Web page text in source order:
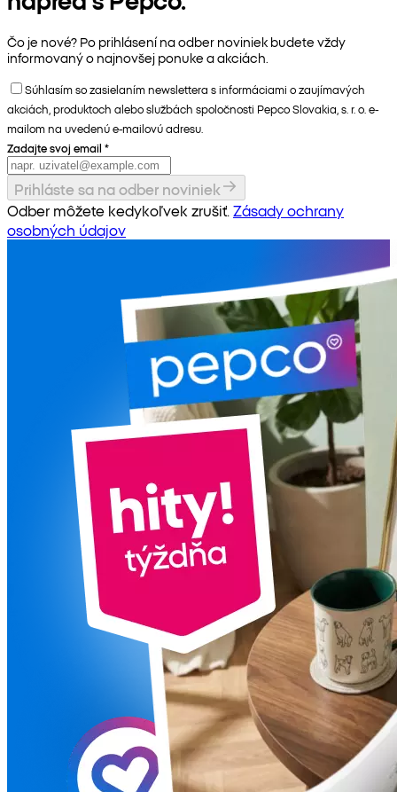
Čo je nové? Po prihlásení na odber noviniek budete vždy
informovaný o najnovšej ponuke a akciách.
Súhlasím so zasielaním newslettera s informáciami o zaujímavých
akciách, produktoch alebo službách spoločnosti Pepco Slovakia, s. r. o. e-
mailom na uvedenú e-mailovú adresu.
Zadajte svoj email *
Prihláste sa na odber noviniek
Odber môžete kedykoľvek zrušiť. Zásady ochrany
osobných údajov